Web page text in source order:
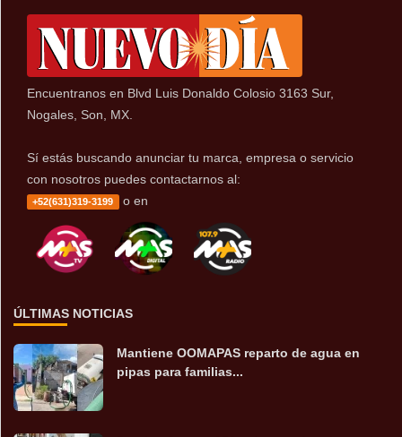
Encuentranos en Blvd Luis Donaldo Colosio 3163 Sur,
Nogales, Son, MX.
Sí estás buscando anunciar tu marca, empresa o servicio
con nosotros puedes contactarnos al:
+52(631)319-3199 o en
ÚLTIMAS NOTICIAS
Mantiene OOMAPAS reparto de agua en
pipas para familias...